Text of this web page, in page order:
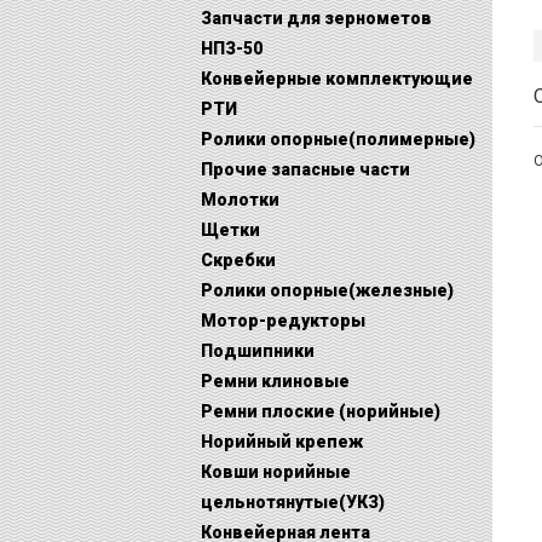
Запчасти для зернометов
НПЗ-50
Конвейерные комплектующие
РТИ
Ролики опорные(полимерные)
Прочие запасные части
Молотки
Щетки
Скребки
Ролики опорные(железные)
Мотор-редукторы
Подшипники
Ремни клиновые
Ремни плоские (норийные)
Норийный крепеж
Ковши норийные
цельнотянутые(УКЗ)
Конвейерная лента